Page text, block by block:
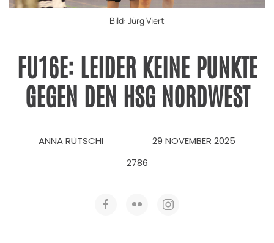
Bild: Jürg Viert
FU16E: LEIDER KEINE PUNKTE
GEGEN DEN HSG NORDWEST
ANNA RÜTSCHI
29 NOVEMBER 2025
2786